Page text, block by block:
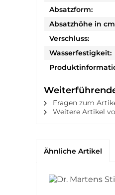
Absatzform:
Absatzhöhe in
Verschluss:
Wasserfestigkeit:
Fragen zum
Weitere Artikel
Ähnliche Artikel